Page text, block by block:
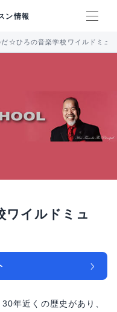
ン情報
だ☆ひろの音楽学校ワイルドミュ
イルドミュ
年近くの歴史があり、